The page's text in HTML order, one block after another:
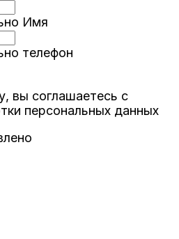
Имя
телефон
вы соглашаетесь с
персональных данных